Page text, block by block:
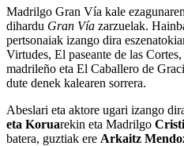
Madrilgo Gran Vía kale
dihardu Gran Vía zarzuelak.
pertsonaiak izango dira
Virtudes, El paseante de las
madrileño eta El Caballero de
dute denek kalearen sorrera.
Abeslari eta aktore ugari izango
eta Koruarekin eta Madrilgo
batera, guztiak ere Arkaitz